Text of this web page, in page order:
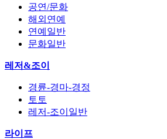
공연/문화
해외연예
연예일반
문화일반
레저&조이
경륜-경마-경정
토토
레저-조이일반
라이프